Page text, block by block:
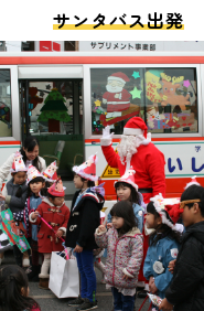
サンタバス出発